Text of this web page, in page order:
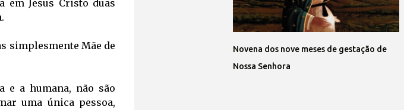
em Jesus Cristo duas
simplesmente Mãe de
e a humana, não são
uma única pessoa,
Novena dos nove meses de gestação de
Nossa Senhora